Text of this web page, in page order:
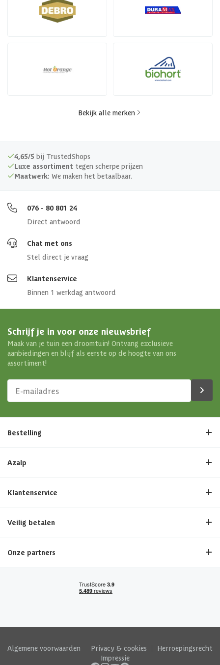
Bekijk alle merken
4,65/5 bij TrustedShops
Luxe assortiment tegen scherpe prijzen
Maatwerk: We maken het betaalbaar.
076 - 80 801 24
Direct antwoord
Chat met ons
Stel direct je vraag
Klantenservice
Binnen 1 werkdag antwoord
Schrijf je in voor onze nieuwsbrief
Maak van je tuin een droomtuin! Ontvang exclusieve
aanbiedingen en blijf als eerste op de hoogte van ons
assortiment!
Bestelling
Azalp
Klantenservice
Veilig betalen
Onze partners
Algemene voorwaarden Privacy & cookies
Herroepingsrecht
Impressie